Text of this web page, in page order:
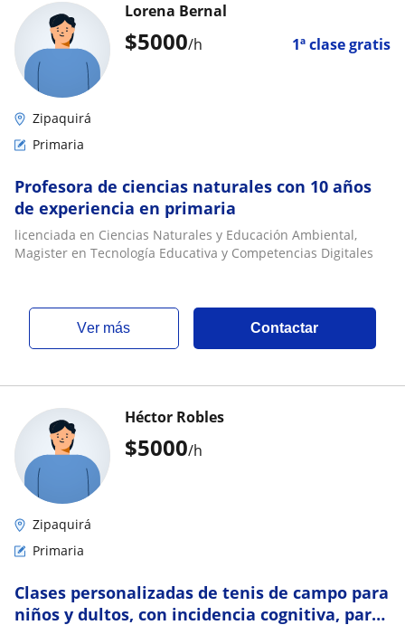
$5000/h 1ª clase gratis
Lorena Bernal
Zipaquirá
Primaria
Profesora de ciencias naturales con 10 años
de experiencia en primaria
licenciada en Ciencias Naturales y Educación Ambiental,
Magister en Tecnología Educativa y Competencias Digitales
ver más Contactar
$5000/h
Héctor Robles
Zipaquirá
Primaria
Clases personalizadas de tenis de campo para
niños y dultos, con incidencia cognitiva, para